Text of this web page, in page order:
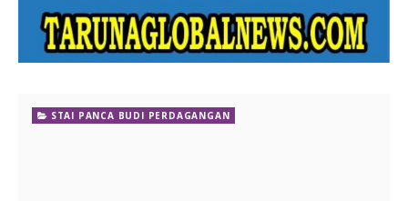
STAI PANCA BUDI PERDAGANGAN